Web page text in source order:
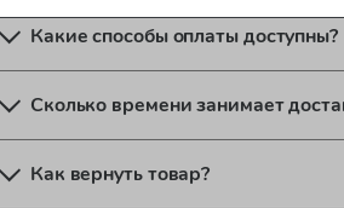
Какие способы оплаты доступны?
Сколько времени занимает
Как вернуть товар?